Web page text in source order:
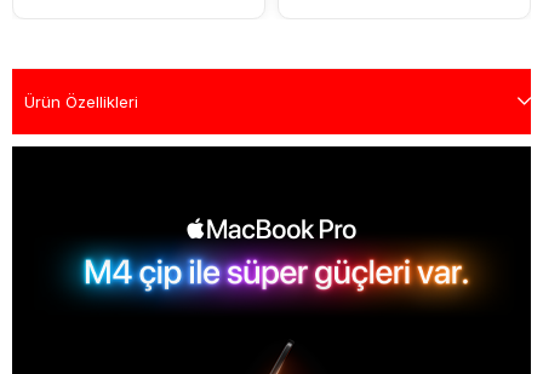
Ürün Özellikleri